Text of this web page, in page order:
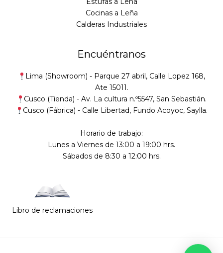
Cocinas a Leña
Calderas Industriales
Encuéntranos
Lima (Showroom) - Parque 27 abril, Calle Lopez 168,
Ate 15011.
Cusco (Tienda) -Av. La cultura n.º5547, San Sebastián.
Cusco (Fábrica) - Calle Libertad, Fundo Acoyoc, Saylla.
Horario de trabajo:
Lunes a Viernes de 13:00 a 19:00 hrs.
Sábados de 8:30 a 12:00 hrs.
Libro de reclamaciones